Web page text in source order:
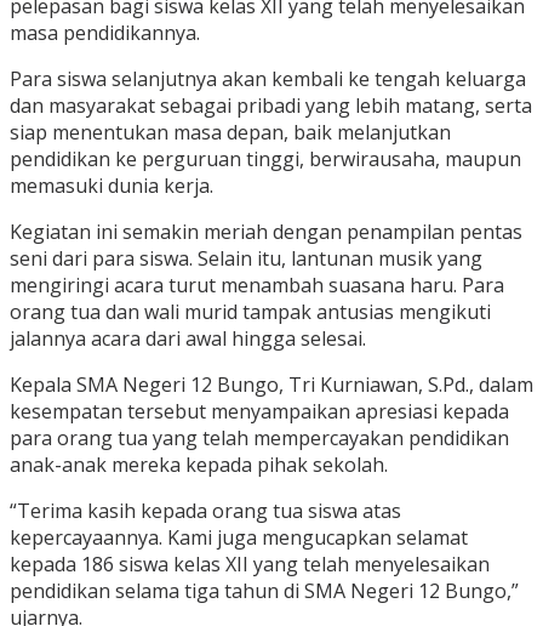
pelepasan bagi siswa kelas XII yang telah menyelesaikan
masa pendidikannya.
Para siswa selanjutnya akan kembali ke tengah keluarga
dan masyarakat sebagai pribadi yang lebih matang, serta
siap menentukan masa depan, baik melanjutkan
pendidikan ke perguruan tinggi, berwirausaha, maupun
memasuki dunia kerja.
Kegiatan ini semakin meriah dengan penampilan pentas
seni dari para siswa. Selain itu, lantunan musik yang
mengiringi acara turut menambah suasana haru. Para
orang tua dan wali murid tampak antusias mengikuti
jalannya acara dari awal hingga selesai.
Kepala SMA Negeri 12 Bungo, Tri Kurniawan, S.Pd., dalam
kesempatan tersebut menyampaikan apresiasi kepada
para orang tua yang telah mempercayakan pendidikan
anak-anak mereka kepada pihak sekolah.
“Terima kasih kepada orang tua siswa atas
kepercayaannya. Kami juga mengucapkan selamat
kepada 186 siswa kelas XII yang telah menyelesaikan
pendidikan selama tiga tahun di SMA Negeri 12 Bungo,”
ujarnya.